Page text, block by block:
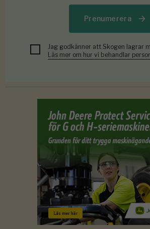
Prenumerera
Jag godkänner att Skogen lagrar
Läs mer om hur vi behandlar